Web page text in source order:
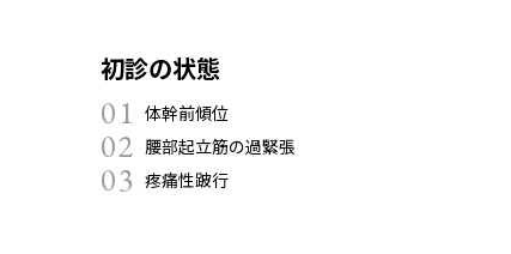
初診の状態
01 体幹前傾位
02 腰部起立筋の過緊張
03 疼痛性跛行